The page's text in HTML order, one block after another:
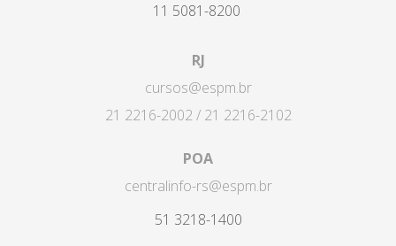
11 5081-8200
RJ
cursos@espm.br
21 2216-2002 / 21 2216-2102
POA
centralinfo-rs@espm.br
51 3218-1400